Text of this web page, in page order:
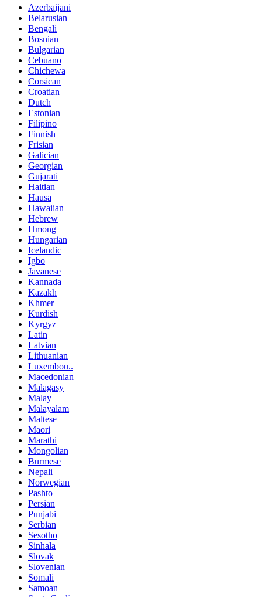
Azerbaijani
Belarusian
Bengali
Bosnian
Bulgarian
Cebuano
Chichewa
Corsican
Croatian
Dutch
Estonian
Filipino
Finnish
Frisian
Galician
Georgian
Gujarati
Haitian
Hausa
Hawaiian
Hebrew
Hmong
Hungarian
Icelandic
Igbo
Javanese
Kannada
Kazakh
Khmer
Kurdish
Kyrgyz
Latin
Latvian
Lithuanian
Luxembou..
Macedonian
Malagasy
Malay
Malayalam
Maltese
Maori
Marathi
Mongolian
Burmese
Nepali
Norwegian
Pashto
Persian
Punjabi
Serbian
Sesotho
Sinhala
Slovak
Slovenian
Somali
Samoan